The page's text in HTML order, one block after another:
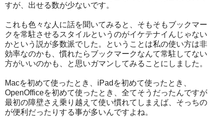
すが、出せる数が少ないです。
これも色々な人に話を聞いてみると、そもそもブックマー
クを常駐させるスタイルというのがイケテナイんじゃない
かという説が多数派でした。ということは私の使い方は非
効率なのかも、慣れたらブックマークなんて常駐してない
方がいいのかも、と思いガマンしてみることにしました。
Macを初めて使ったとき、iPadを初めて使ったとき、
OpenOfficeを初めて使ったとき、全てそうだったんですが
最初の障壁さえ乗り越えて使い慣れてしまえば、そっちの
が便利だったりする事が多いんですよね。